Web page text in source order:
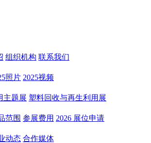
组织机构 联系我们
照片 2025视频
主题展 塑料回收与再生利用展
范围 参展费用 2026 展位申请
动态 合作媒体